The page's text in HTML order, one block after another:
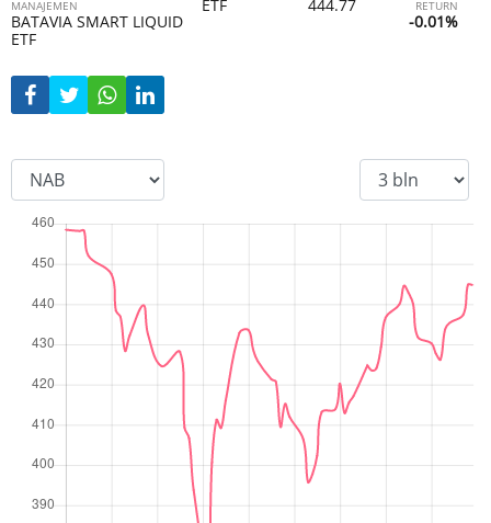
MANAJEMEN
BATAVIA SMART LIQUID
ETF
ETF 444.77
RETURN
-0.01%